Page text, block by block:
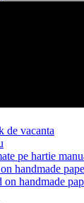
de vacanta
pe hartie
handmade
handmade